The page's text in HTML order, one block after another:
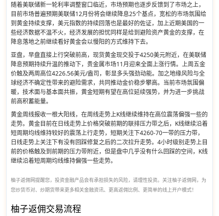
随着美联储新一轮利率调整窗口临近，市场预期也逐步反馈到了市场之上，
目前市场普遍预期美联储12月份将会继续降息25个基点，宽松的市场氛围给
到黄金持续支撑，美元指数的持续回落也是最好的佐证，加上近期美国的一
些经济数据不温不火，经济发展的担忧同样是给到避险资产黄金的支撑，在
降息落地之前继续看好黄金会以慢阳的方式维持下去。
亚盘，早盘直接上行突破前高，现货黄金现交投于4250美元附近，在美联储
降息预期持续升温的推动下，贵金属市场11月迎来全面上涨行情。上周五金
价触及两周高位4226.56美元/盎司，彰显多头强劲动能。加之地缘风险与全
球经济不确定性带来的避险需求，共同推动金价稳步攀高。当前市场氛围偏
暖，技术面与基本面共振，黄金短期有望在高位延续强势，并为进一步挑战
前高积蓄能量。
黄金周线报收一根大阳线，在周线走势上K线继续维持在高位震荡偏强一些的
走势。黄金目前在日线走势上价格突破前期的联排压力带之后，K线继续沿着
短周期均线维持较好的震荡上行走势，短期关注下4260-70一带的压力带，
日线走势上关注下有没有回踩修复之后的二次拉升走势。4小时级别走势上目
前的价格触及到前期的压力带附近，但是盘中几乎没有什么回踩的空间，K线
继续沿着短周期均线维持偏强一些走势。
柚子返佣网提醒您，投资金融产品会有承担损失的风险，请理性投资。关注柚子返佣网，为
您炒货币对、炒期货带来更多相关金融资讯、更高返佣比例、更简单的线上开户模式！
柚子返佣交易流程